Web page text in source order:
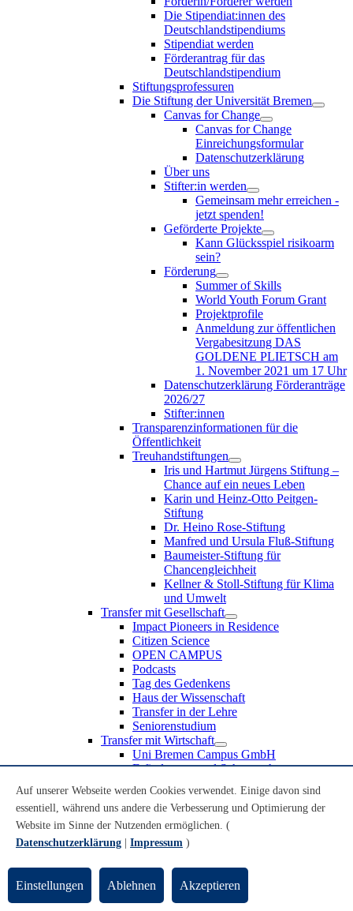
Die Stipendiat:innen des
Deutschlandstipendiums
Stipendiat werden
Förderantrag für das
Deutschlandstipendium
Stiftungsprofessuren
Die Stiftung der Universität Bremen
Canvas for Change
Canvas for Change
Einreichungsformular
Datenschutzerklärung
Über uns
Stifter:in werden
Gemeinsam mehr erreichen -
jetzt spenden!
Geförderte Projekte
Kann Glücksspiel risikoarm
sein?
Förderung
Summer of Skills
World Youth Forum Grant
Projektprofile
Anmeldung zur öffentlichen
Vergabesitzung DAS
GOLDENE PLIETSCH am
1. November 2021 um 17 Uhr
Datenschutzerklärung Förderanträge
2026/27
Stifter:innen
Transparenzinformationen für die
Öffentlichkeit
Treuhandstiftungen
Iris und Hartmut Jürgens Stiftung –
Chance auf ein neues Leben
Karin und Heinz-Otto Peitgen-
Stiftung
Dr. Heino Rose-Stiftung
Manfred und Ursula Fluß-Stiftung
Baumeister-Stiftung für
Chancengleichheit
Kellner & Stoll-Stiftung für Klima
und Umwelt
Transfer mit Gesellschaft
Impact Pioneers in Residence
Citizen Science
OPEN CAMPUS
Podcasts
Tag des Gedenkens
Haus der Wissenschaft
Transfer in der Lehre
Seniorenstudium
Transfer mit Wirtschaft
Uni Bremen Campus GmbH
Erfindungen und Schutzrechte
Recruiting an der Universität Bremen
Weiterbildung an der Universität Bremen
Transfer mit Schule
Schülerinnen und Schüler
Schulklassen
Lehrkräfte
Gründungsunterstützung
Auf unserer Webseite werden Cookies verwendet. Einige davon sind
essentiell, während uns andere die Verbesserung und Optimierung der
Website im Sinne der Nutzenden ermöglichen. (
Datenschutzerklärung
Impressum )
Einstellungen Ablehnen Akzeptieren